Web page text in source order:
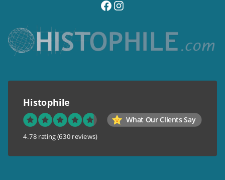
visitez notre page facebook
suivez notre compte instagram
Histophile
What Our Clients Say
4.78 rating (630 reviews)